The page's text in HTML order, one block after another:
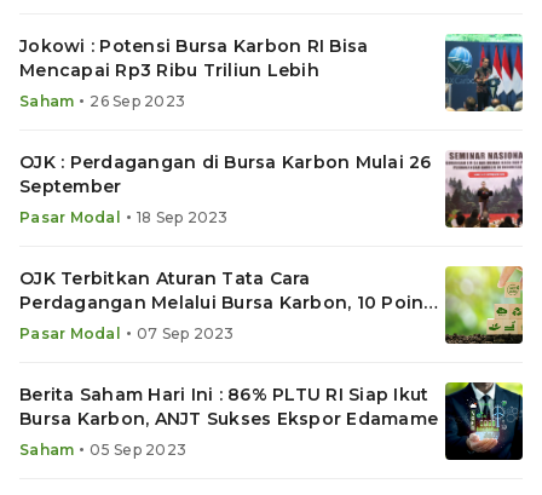
Jokowi : Potensi Bursa Karbon RI Bisa
Mencapai Rp3 Ribu Triliun Lebih
Saham • 26 Sep 2023
OJK : Perdagangan di Bursa Karbon Mulai 26
September
Pasar Modal • 18 Sep 2023
OJK Terbitkan Aturan Tata Cara
Perdagangan Melalui Bursa Karbon, 10 Poin
Pokoknya
Pasar Modal • 07 Sep 2023
Berita Saham Hari Ini : 86% PLTU RI Siap Ikut
Bursa Karbon, ANJT Sukses Ekspor Edamame
Saham • 05 Sep 2023